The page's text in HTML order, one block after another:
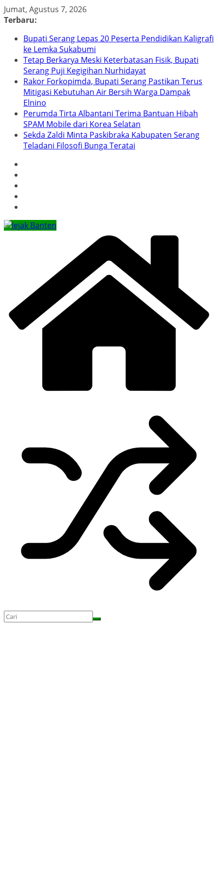
Skip
to
Jumat, Agustus 7, 2026
Terbaru:
Bupati Serang Lepas 20 Peserta Pendidikan Kaligrafi
ke Lemka Sukabumi
Tetap Berkarya Meski Keterbatasan Fisik, Bupati
Serang Puji Kegigihan Nurhidayat
Rakor Forkopimda, Bupati Serang Pastikan Terus
Mitigasi Kebutuhan Air Bersih Warga Dampak
Elnino
Perumda Tirta Albantani Terima Bantuan Hibah
SPAM Mobile dari Korea Selatan
Sekda Zaldi Minta Paskibraka Kabupaten Serang
Teladani Filosofi Bunga Teratai